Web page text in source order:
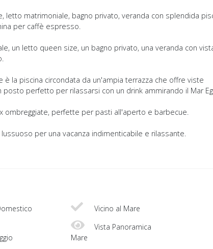
letto matrimoniale, bagno privato, veranda con splendida
per caffè espresso.
un letto queen size, un bagno privato, una veranda con
la piscina circondata da un'ampia terrazza che offre viste
perfetto per rilassarsi con un drink ammirando il Mar
ombreggiate, perfette per pasti all'aperto e barbecue.
per una vacanza indimenticabile e rilassante.
Vicino al Mare
Vista Panoramica
Mare